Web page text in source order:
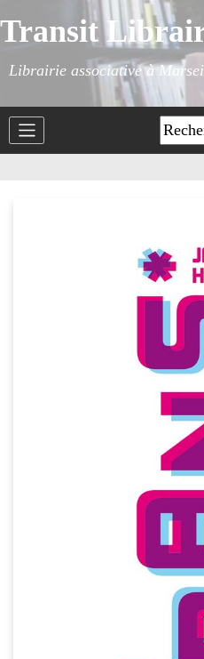
Transit
Librairie associative à